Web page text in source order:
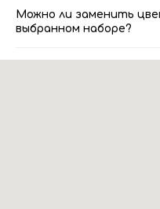
Можно ли заменить
выбранном наборе?